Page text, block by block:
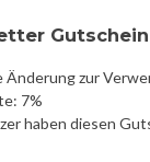
Änderung zur
7%
haben diesen